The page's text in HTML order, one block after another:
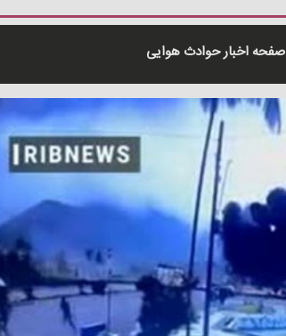
صفحه اخبار حوادث هوایی